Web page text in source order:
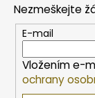
Nezmeškejte
E-mail
Vložením e-
ochrany